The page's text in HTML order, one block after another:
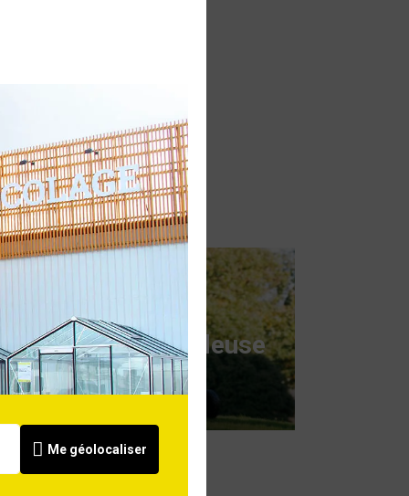
d'achat tondeuse
gazon
Me géolocaliser